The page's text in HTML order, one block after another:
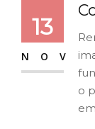
13
NOV
o